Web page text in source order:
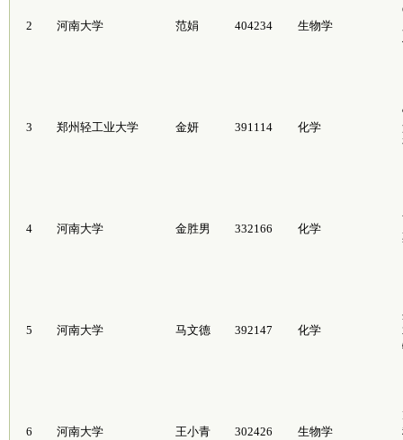
2 河南大学 范娟 404234 生物学
3 郑州轻工业大学 金妍 391114 化学
4 河南大学 金胜男 332166 化学
5 河南大学 马文德 392147 化学
6 河南大学 王小青 302426 生物学